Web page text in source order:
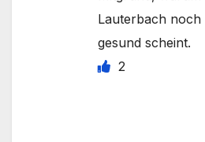
Lauterbach noch
gesund scheint.
2